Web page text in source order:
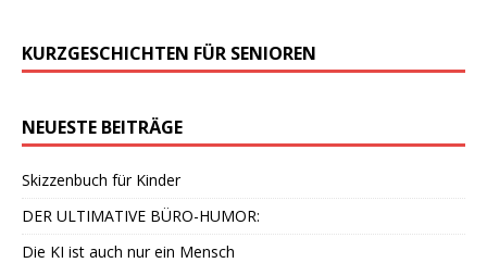
KURZGESCHICHTEN FÜR SENIOREN
NEUESTE BEITRÄGE
Skizzenbuch für Kinder
DER ULTIMATIVE BÜRO-HUMOR:
Die KI ist auch nur ein Mensch